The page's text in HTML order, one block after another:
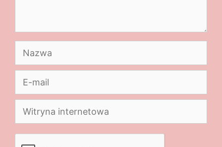
Witryna
internetowa